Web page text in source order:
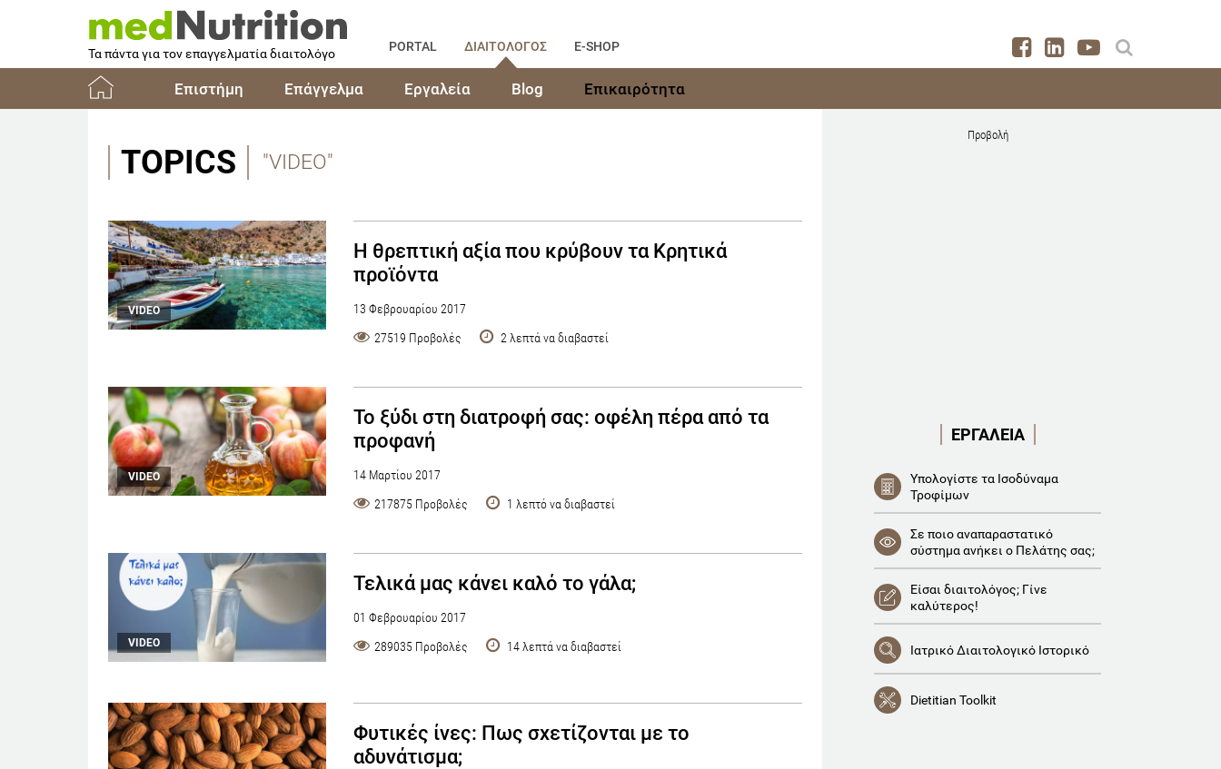
Τα πάντα για τον επαγγελματία διαιτολόγο PORTAL ΔΙΑΙΤΟΛΟΓΟΣ E-SHOP
Επιστήμη Επάγγελμα Εργαλεία Blog Επικαιρότητα
TOPICS "VIDEO"
VIDEO
Η θρεπτική αξία που κρύβουν τα Κρητικά
προϊόντα
13 Φεβρουαρίου 2017
27519 Προβολές
2 λεπτά να διαβαστεί
VIDEO
Το ξύδι στη διατροφή σας: οφέλη πέρα από τα
προφανή
14 Μαρτίου 2017
217875 Προβολές
1 λεπτό να διαβαστεί
VIDEO
Τελικά μας κάνει καλό το γάλα;
01 Φεβρουαρίου 2017
289035 Προβολές
14 λεπτά να διαβαστεί
Φυτικές ίνες: Πως σχετίζονται με το
αδυνάτισμα;
Προβολή
ΕΡΓΑΛΕΙΑ
Υπολογίστε τα Ισοδύναμα
Τροφίμων
Σε ποιο αναπαραστατικό
σύστημα ανήκει ο Πελάτης σας;
Είσαι διαιτολόγος; Γίνε
καλύτερος!
Ιατρικό Διαιτολογικό Ιστορικό
Dietitian Toolkit